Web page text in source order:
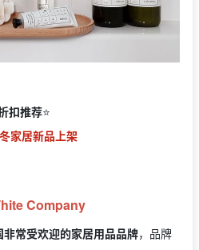
扣推荐⭐️
家居新品上架
Company
常受欢迎的家居用品品牌，品牌